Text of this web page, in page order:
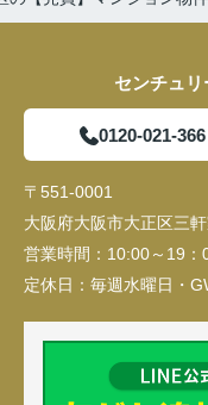
センチュ
0120-021-366
〒551-0001
大阪府大阪市大正区三
営業時間： 10:00～19：
定休日： 毎週水曜日・